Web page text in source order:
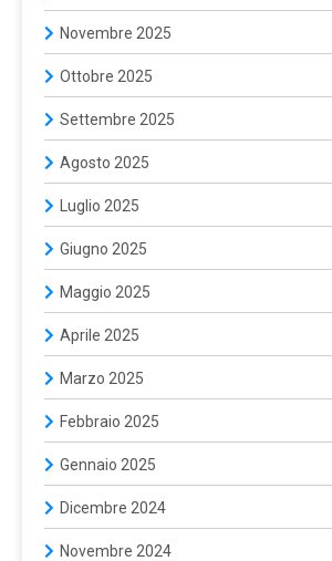
Novembre 2025
Ottobre 2025
Settembre 2025
Agosto 2025
Luglio 2025
Giugno 2025
Maggio 2025
Aprile 2025
Marzo 2025
Febbraio 2025
Gennaio 2025
Dicembre 2024
Novembre 2024